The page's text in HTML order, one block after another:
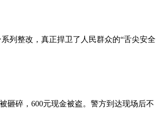
列整改，真正捍卫了人民群众的“舌尖安全
砸碎，600元现金被盗。警方到达现场后不